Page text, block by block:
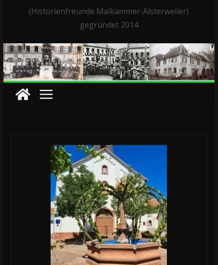
(Historienfreunde Maikammer-Alsterweiler)
gegründet 2014